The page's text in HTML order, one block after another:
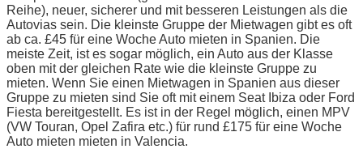
Reihe), neuer, sicherer und mit besseren Leistungen als die
Autovias sein. Die kleinste Gruppe der Mietwagen gibt es oft
ab ca. £45 für eine Woche Auto mieten in Spanien. Die
meiste Zeit, ist es sogar möglich, ein Auto aus der Klasse
oben mit der gleichen Rate wie die kleinste Gruppe zu
mieten. Wenn Sie einen Mietwagen in Spanien aus dieser
Gruppe zu mieten sind Sie oft mit einem Seat Ibiza oder Ford
Fiesta bereitgestellt. Es ist in der Regel möglich, einen MPV
(VW Touran, Opel Zafira etc.) für rund £175 für eine Woche
Auto mieten mieten in Valencia.